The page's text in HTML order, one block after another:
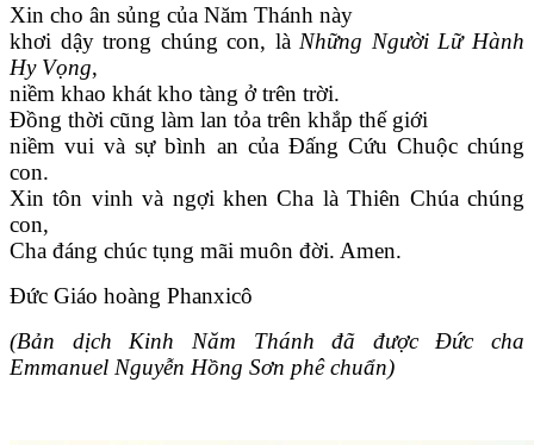
Xin cho ân sủng của Năm Thánh này
khơi dậy trong chúng con, là Những Người Lữ Hành
Hy Vọng,
niềm khao khát kho tàng ở trên trời.
Đồng thời cũng làm lan tỏa trên khắp thế giới
niềm vui và sự bình an của Đấng Cứu Chuộc chúng
con.
Xin tôn vinh và ngợi khen Cha là Thiên Chúa chúng
con,
Cha đáng chúc tụng mãi muôn đời. Amen.
Đức Giáo hoàng Phanxicô
(Bản dịch Kinh Năm Thánh đã được Đức cha
Emmanuel Nguyễn Hồng Sơn phê chuẩn)